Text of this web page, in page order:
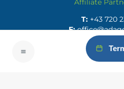
Affiliate
T: +43 720
E: